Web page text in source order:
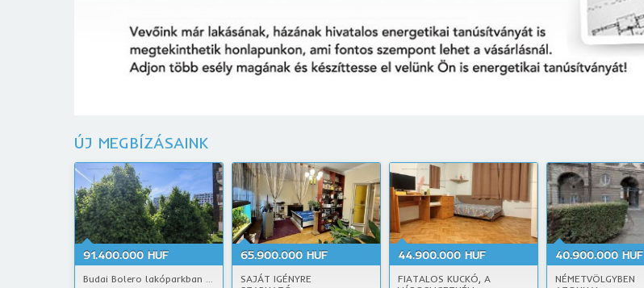
ÚJ MEGBÍZÁSAINK
91.400.000 HUF
Budai Bolero lakóparkban ...
65.900.000 HUF
SAJÁT IGÉNYRE
44.900.000 HUF
FIATALOS KUCKÓ, A
40.900.000 HUF
NÉMETVÖLGYBEN